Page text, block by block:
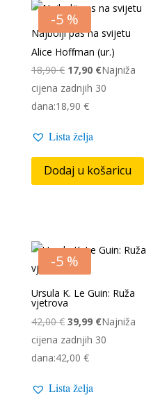
-5 %
Najbolji pas na svijetu
Alice Hoffman (ur.)
18,90€ Izvorna
cijena
bila
18,90 €.
17,90 €Trenutna
cijena
Najniža
cijena zadnjih 30
dana:18,90 €
Lista želja
Dodaj u košaricu
-5 %
Ursula K. Le Guin: Ruža
vjetrova
42,00€ Izvorna
cijena
bila
42,00 €.
39,99 €Trenutna
cijena
Najniža
cijena zadnjih 30
dana:42,00 €
Lista želja